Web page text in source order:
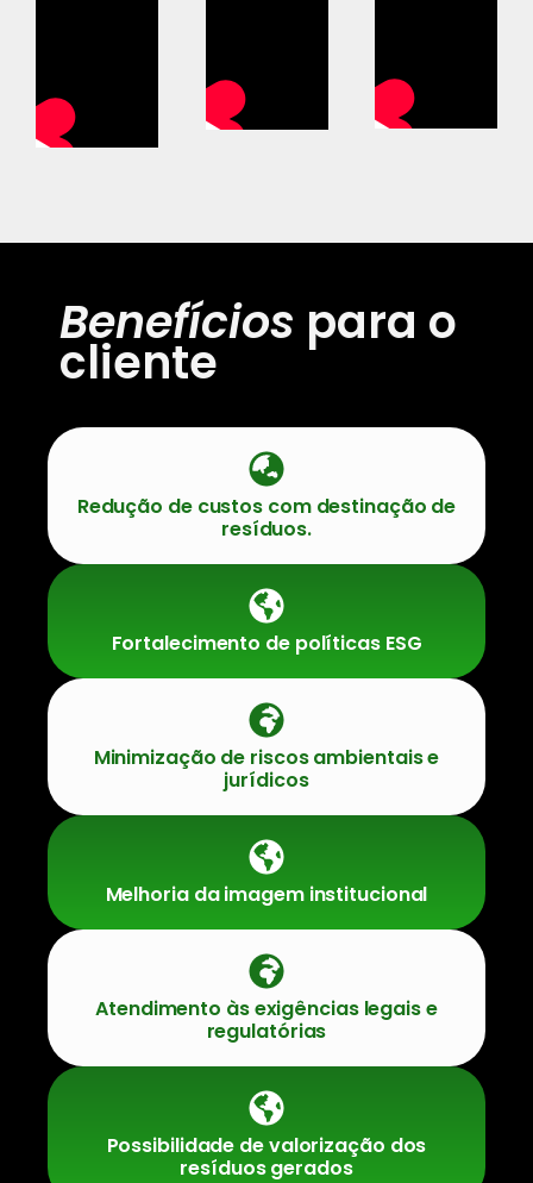
Benefícios para o
cliente
Redução de custos com destinação de
resíduos.
Fortalecimento de políticas ESG
Minimização de riscos ambientais e
jurídicos
Melhoria da imagem institucional
Atendimento às exigências legais e
regulatórias
Possibilidade de valorização dos
resíduos gerados